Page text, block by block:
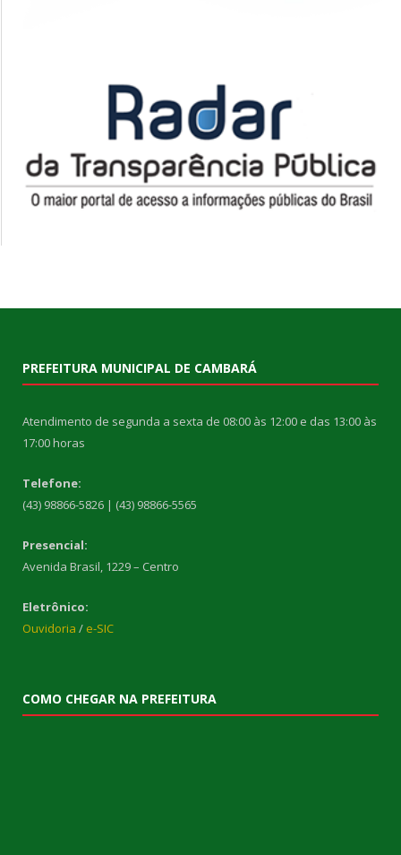
PREFEITURA MUNICIPAL DE CAMBARÁ
Atendimento de segunda a sexta de 08:00 às 12:00 e das 13:00 às
17:00 horas
Telefone:
(43) 98866-5826 | (43) 98866-5565
Presencial:
Avenida Brasil, 1229 – Centro
Eletrônico:
Ouvidoria / e-SIC
COMO CHEGAR NA PREFEITURA